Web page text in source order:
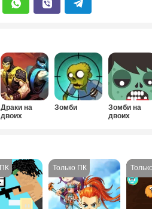
Драки на
двоих
Зомби
Зомби на
двоих